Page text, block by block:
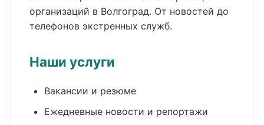
организаций в Волгоград. От новостей до
телефонов экстренных служб.
Наши услуги
Вакансии и резюме
Ежедневные новости и репортажи